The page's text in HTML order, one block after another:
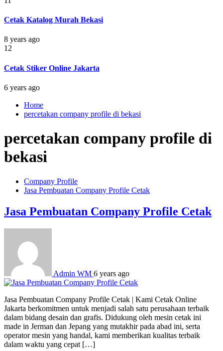
Cetak Katalog Murah Bekasi
8 years ago
12
Cetak Stiker Online Jakarta
6 years ago
Home
percetakan company profile di bekasi
percetakan company profile di
bekasi
Company Profile
Jasa Pembuatan Company Profile Cetak
Jasa Pembuatan Company Profile Cetak
Admin WM 6 years ago
Jasa Pembuatan Company Profile Cetak | Kami Cetak Online
Jakarta berkomitmen untuk menjadi salah satu perusahaan terbaik
dalam bidang desain dan grafis. Didukung oleh mesin cetak ini
made in Jerman dan Jepang yang mutakhir pada abad ini, serta
operator mesin yang handal, kami memberikan kualitas terbaik
dalam waktu yang cepat […]